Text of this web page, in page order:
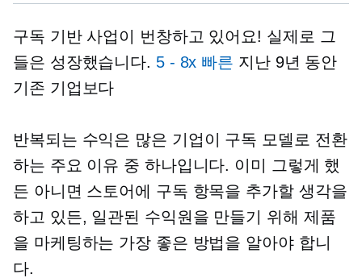
구독 기반사업이 번창하고 있어요! 실제로 그
들은 성장했습니다. 5 - 8x 빠른 지난 9년 동안
기존 기업보다
반복되는 수익은 많은 기업이 구독 모델로 전환
하는 주요 이유 중 하나입니다. 이미 그렇게 했
든 아니면 스토어에 구독 항목을 추가할 생각을
하고 있든, 일관된 수익원을 만들기 위해 제품
을 마케팅하는 가장 좋은 방법을 알아야 합니
다.